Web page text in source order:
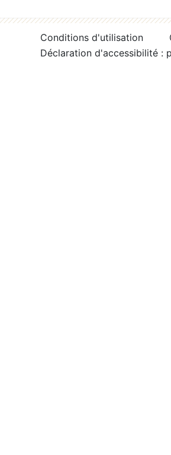
Conditions d'utilisation
Déclaration d'accessibilité :